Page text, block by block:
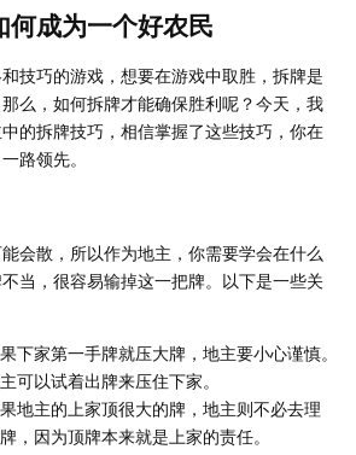
何成为一个好农民
技巧的游戏，想要在游戏中取胜，拆牌是
么，如何拆牌才能确保胜利呢？今天，我
的拆牌技巧，相信掌握了这些技巧，你在
路领先。
会散，所以作为地主，你需要学会在什么
当，很容易输掉这一把牌。以下是一些关
果下家第一手牌就压大牌，地主要小心谨慎。
可以试着出牌来压住下家。
果地主的上家顶很大的牌，地主则不必去理
，因为顶牌本来就是上家的责任。